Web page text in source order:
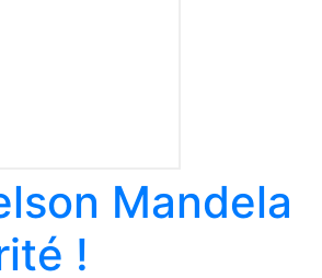
Mandela
!